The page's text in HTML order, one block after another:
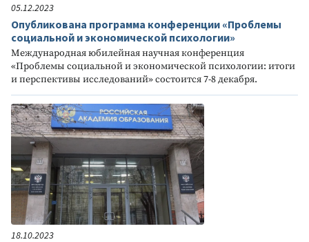
05.12.2023
Опубликована программа конференции «Проблемы
социальной и экономической психологии»
Международная юбилейная научная конференция
«Проблемы социальной и экономической психологии: итоги
и перспективы исследований» состоится 7-8 декабря.
18.10.2023